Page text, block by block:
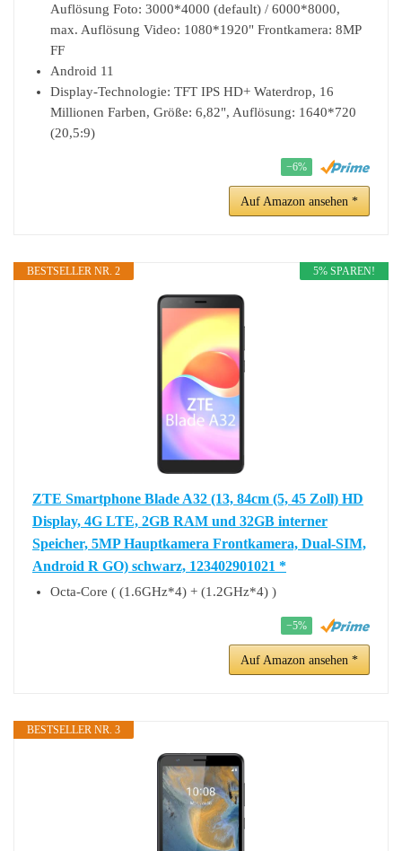
Auflösung Foto: 3000*4000 (default) / 6000*8000,
max. Auflösung Video: 1080*1920" Frontkamera: 8MP
FF
Android 11
Display-Technologie: TFT IPS HD+ Waterdrop, 16
Millionen Farben, Größe: 6,82", Auflösung: 1640*720
(20,5:9)
−6%
Auf Amazon ansehen *
5% SPAREN!
BESTSELLER NR. 2
ZTE Smartphone Blade A32 (13, 84cm (5, 45 Zoll) HD
Display, 4G LTE, 2GB RAM und 32GB interner
Speicher, 5MP Hauptkamera Frontkamera, Dual-SIM,
Android R GO) schwarz, 123402901021 *
Octa-Core ( (1.6GHz*4) + (1.2GHz*4) )
−5%
Auf Amazon ansehen *
BESTSELLER NR. 3